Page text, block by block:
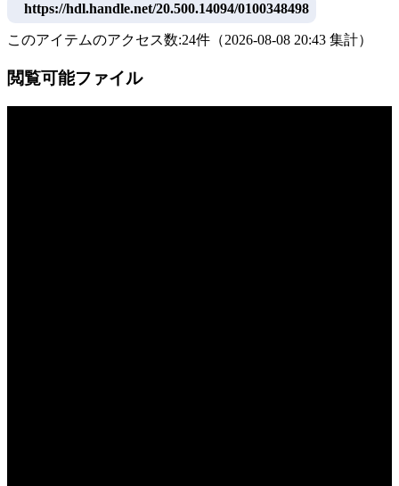
https://hdl.handle.net/20.500.14094/0100348498
このアイテムのアクセス数:24件 （2026-08-08 20:43 集計）
閲覧可能ファイル